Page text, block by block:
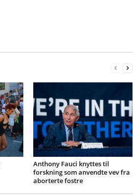
Anthony Fauci knyttes til
forskning som anvendte vev fra
aborterte fostre